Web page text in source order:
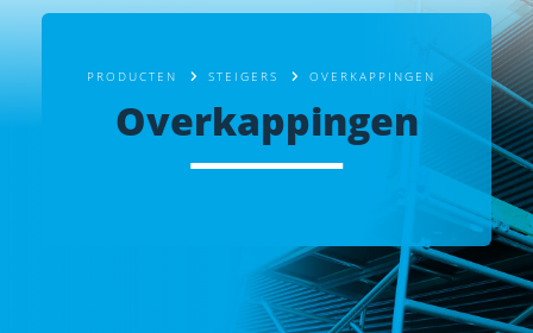
PRODUCTEN STEIGERS OVERKAPPINGEN
Overkappingen